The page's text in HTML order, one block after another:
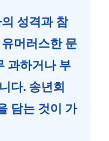
성격과 참
머러스한 문
과하거나 부
다. 송년회
담는 것이 가